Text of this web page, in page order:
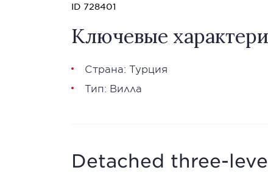
ID 728401
Ключевые
Страна: Турция
Тип: Вилла
Detached three-